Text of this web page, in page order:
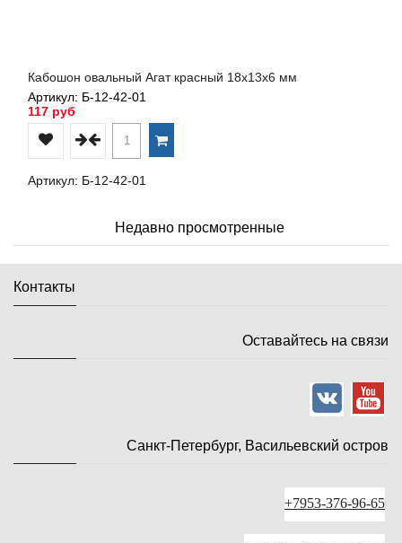
Кабошон овальный Агат красный 18х13х6 мм
Артикул: Б-12-42-01
117 руб
Артикул: Б-12-42-01
Недавно просмотренные
Контакты
Оставайтесь на связи
Санкт-Петербург, Васильевский остров
+7953-376-96-65